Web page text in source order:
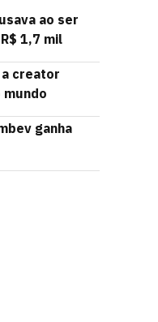
ao ser
1,7 mil
creator
ganha